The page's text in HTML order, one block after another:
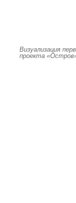
Визуализация
проекта